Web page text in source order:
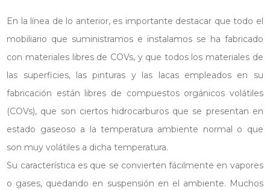
En la línea de lo anterior, es importante destacar que todo el
mobiliario que suministramos e instalamos se ha fabricado
con materiales libres de COVs, y que todos los materiales de
las superficies, las pinturas y las lacas empleados en su
fabricación están libres de compuestos orgánicos volátiles
(COVs), que son ciertos hidrocarburos que se presentan en
estado gaseoso a la temperatura ambiente normal o que
son muy volátiles a dicha temperatura.
Su característica es que se convierten fácilmente en vapores
o gases, quedando en suspensión en el ambiente. Muchos